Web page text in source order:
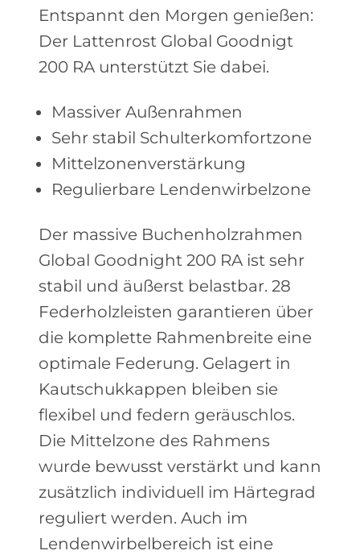
Entspannt den Morgen genießen:
Der Lattenrost Global Goodnigt
200 RA unterstützt Sie dabei.
Massiver Außenrahmen
Sehr stabil Schulterkomfortzone
Mittelzonenverstärkung
Regulierbare Lendenwirbelzone
Der massive Buchenholzrahmen
Global Goodnight 200 RA ist sehr
stabil und äußerst belastbar. 28
Federholzleisten garantieren über
die komplette Rahmenbreite eine
optimale Federung. Gelagert in
Kautschukkappen bleiben sie
flexibel und federn geräuschlos.
Die Mittelzone des Rahmens
wurde bewusst verstärkt und kann
zusätzlich individuell im Härtegrad
reguliert werden. Auch im
Lendenwirbelbereich ist eine